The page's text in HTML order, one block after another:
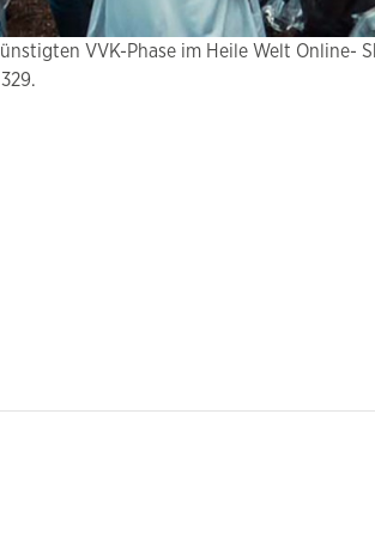
VVK-Phase im Heile Welt Online-